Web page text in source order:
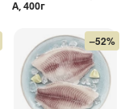
А, 400г
–52%